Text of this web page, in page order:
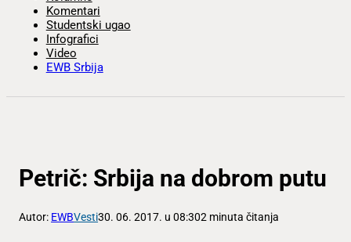
Komentari
Studentski ugao
Infografici
Video
EWB Srbija
Petrič: Srbija na dobrom putu
Autor: EWBVesti30. 06. 2017. u 08:302 minuta čitanja